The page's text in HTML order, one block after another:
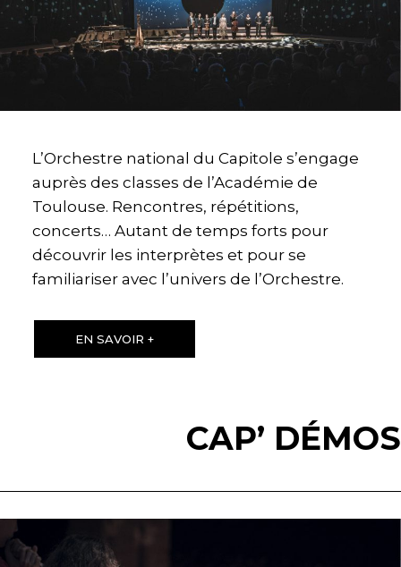
L’Orchestre national du Capitole s’engage
auprès des classes de l’Académie de
Toulouse. Rencontres, répétitions,
concerts… Autant de temps forts pour
découvrir les interprètes et pour se
familiariser avec l’univers de l’Orchestre.
EN SAVOIR +
CAP’ DÉMOS